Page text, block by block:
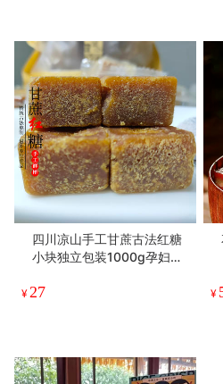
四川凉山手工甘蔗古法红糖
小块独立包装1000g孕妇月
¥27 ¥